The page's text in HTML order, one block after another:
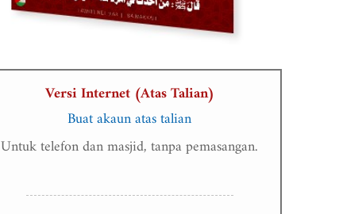
Versi Internet (Atas Talian)
Buat akaun atas talian
Untuk telefon dan masjid, tanpa pemasangan.